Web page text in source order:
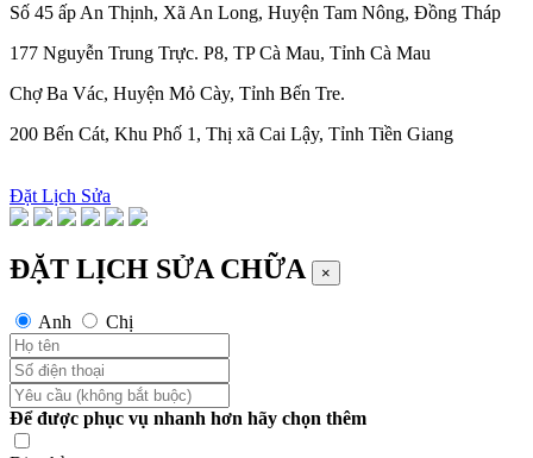
Số 45 ấp An Thịnh, Xã An Long, Huyện Tam Nông, Đồng Tháp
177 Nguyễn Trung Trực. P8, TP Cà Mau, Tỉnh Cà Mau
Chợ Ba Vác, Huyện Mỏ Cày, Tỉnh Bến Tre.
200 Bến Cát, Khu Phố 1, Thị xã Cai Lậy, Tỉnh Tiền Giang
Đặt Lịch Sửa
ĐẶT LỊCH SỬA CHỮA ×
Anh Chị
Để được phục vụ nhanh hơn hãy chọn thêm